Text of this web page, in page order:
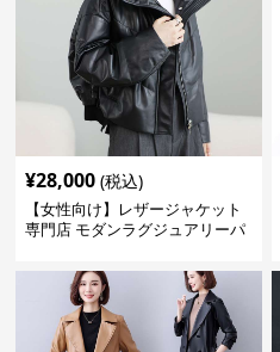
¥28,000 (税込)
【女性向け】レザージャケット
専門店 モダンラグジュアリーパ